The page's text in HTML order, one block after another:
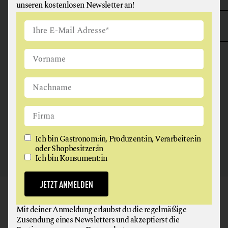
ANGUS & ARTHUR
FLEISCH + FLEISCHERZEUGNISSE
2326 Maria Lanzendorf
GAUMEN HOCH
NEWSLETTER
unseren kostenlosen Newsletter an!
Ich bin Gastronom:in, Produzent:in, Verarbeiter:in
oder Shopbesitzer:in
Ich bin Konsument:in
JETZT ANMELDEN
Mit deiner Anmeldung erlaubst du die regelmäßige
Zusendung eines Newsletters und akzeptierst die